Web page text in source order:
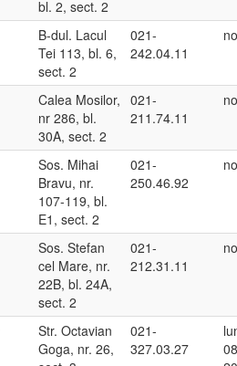
bl. 2, sect. 2
B-dul. Lacul
Tei 113, bl. 6,
sect. 2
021-
242.04.11
Calea Mosilor,
nr 286, bl.
30A, sect. 2
021-
211.74.11
Sos. Mihai
Bravu, nr.
107-119, bl.
E1, sect. 2
021-
250.46.92
Sos. Stefan
cel Mare, nr.
22B, bl. 24A,
sect. 2
021-
212.31.11
Str. Octavian
Goga, nr. 26,
021-
327.03.27